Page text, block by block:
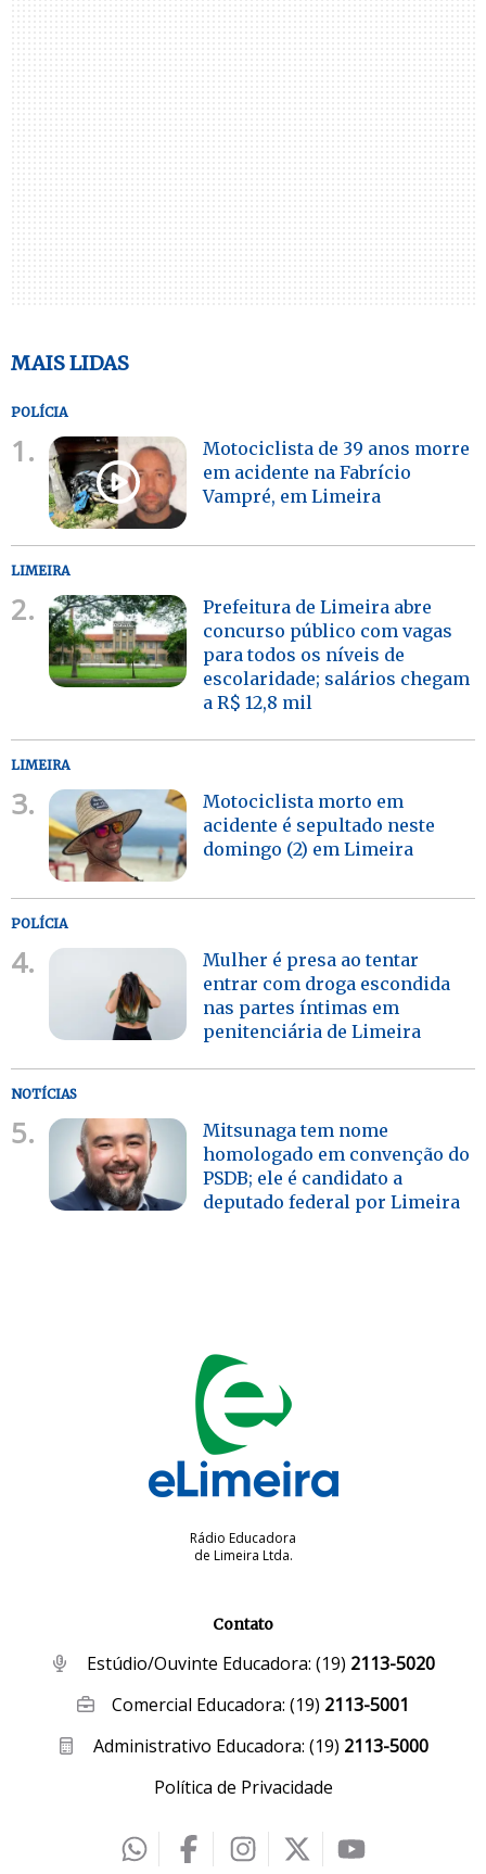
MAIS LIDAS
POLÍCIA
1.
Motociclista de 39 anos morre
em acidente na Fabrício
Vampré, em Limeira
LIMEIRA
2.
Prefeitura de Limeira abre
concurso público com vagas
para todos os níveis de
escolaridade; salários chegam
a R$ 12,8 mil
LIMEIRA
3.
Motociclista morto em
acidente é sepultado neste
domingo (2) em Limeira
POLÍCIA
4.
Mulher é presa ao tentar
entrar com droga escondida
nas partes íntimas em
penitenciária de Limeira
NOTÍCIAS
5.
Mitsunaga tem nome
homologado em convenção do
PSDB; ele é candidato a
deputado federal por Limeira
Rádio Educadora
de Limeira Ltda.
Contato
Estúdio/Ouvinte Educadora: (19) 2113-5020
Comercial Educadora:(19) 2113-5001
Administrativo Educadora: (19) 2113-5000
Política de Privacidade